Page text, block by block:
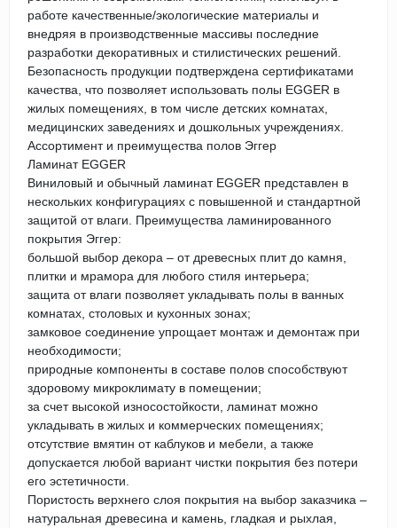
работе качественные/экологические материалы и
внедряя в производственные массивы последние
разработки декоративных и стилистических решений.
Безопасность продукции подтверждена сертификатами
качества, что позволяет использовать полы EGGER в
жилых помещениях, в том числе детских комнатах,
медицинских заведениях и дошкольных учреждениях.
Ассортимент и преимущества полов Эггер
Ламинат EGGER
Виниловый и обычный ламинат EGGER представлен в
нескольких конфигурациях с повышенной и стандартной
защитой от влаги. Преимущества ламинированного
покрытия Эггер:
большой выбор декора – от древесных плит до камня,
плитки и мрамора для любого стиля интерьера;
защита от влаги позволяет укладывать полы в ванных
комнатах, столовых и кухонных зонах;
замковое соединение упрощает монтаж и демонтаж при
необходимости;
природные компоненты в составе полов способствуют
здоровому микроклимату в помещении;
за счет высокой износостойкости, ламинат можно
укладывать в жилых и коммерческих помещениях;
отсутствие вмятин от каблуков и мебели, а также
допускается любой вариант чистки покрытия без потери
его эстетичности.
Пористость верхнего слоя покрытия на выбор заказчика –
натуральная древесина и камень, гладкая и рыхлая,